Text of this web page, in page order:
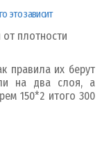
это зависит
плотности
правила их берут
на два слоя, а
150*2 итого 300